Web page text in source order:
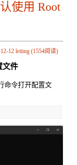
使用 Root
12 leiting (1554阅读)
文件
命令打开配置文